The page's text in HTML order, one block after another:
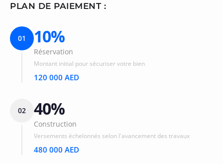
PLAN DE PAIEMENT :
01 10%
Réservation
Montant initial pour sécuriser votre bien
120 000 AED
02 40%
Construction
Versements échelonnés selon l'avancement des travaux
480 000 AED